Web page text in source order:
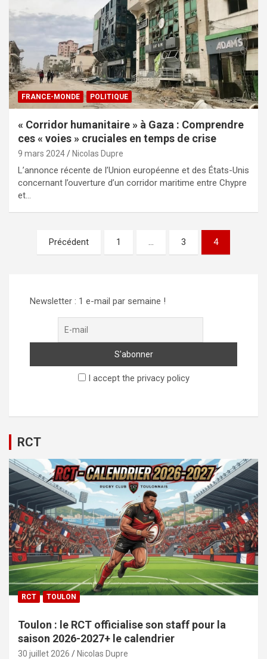
FRANCE-MONDE POLITIQUE
« Corridor humanitaire » à Gaza : Comprendre
ces « voies » cruciales en temps de crise
9 mars 2024 Nicolas Dupre
L’annonce récente de l’Union européenne et des États-Unis
concernant l’ouverture d’un corridor maritime entre Chypre
et…
Pagination
Précédent 1 … 3 4
Newsletter : 1 e-mail par semaine !
I accept the privacy policy
RCT
RCT TOULON
Toulon : le RCT officialise son staff pour la
saison 2026-2027+ le calendrier
30 juillet 2026 Nicolas Dupre